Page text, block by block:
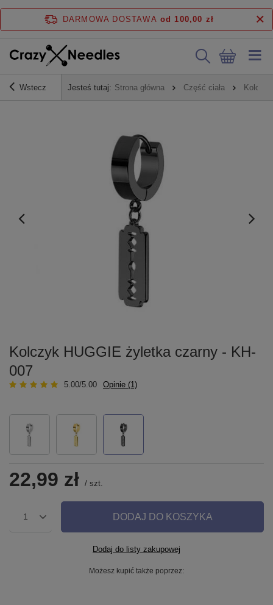
DARMOWA DOSTAWA od 100,00 zł
Wstecz Jesteś tutaj: Strona główna Część ciała
Kolczyk HUGGIE żyletka czarny - KH-
007
5.00/5.00 Opinie (1)
22,99 zł / szt.
1 DODAJ DO KOSZYKA
Dodaj do listy zakupowej
Możesz kupić także poprzez: